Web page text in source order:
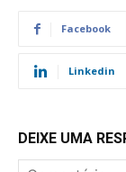
Facebook
Linkedin
DEIXE UMA